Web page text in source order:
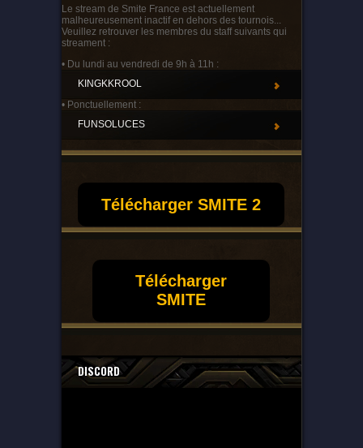
Le stream de Smite France est actuellement
malheureusement inactif en dehors des tournois...
Veuillez retrouver les membres du staff suivants qui
streament :
• Du lundi au vendredi de 9h à 11h :
KINGKKROOL
• Ponctuellement :
FUNSOLUCES
Télécharger SMITE 2
Télécharger
SMITE
DISCORD